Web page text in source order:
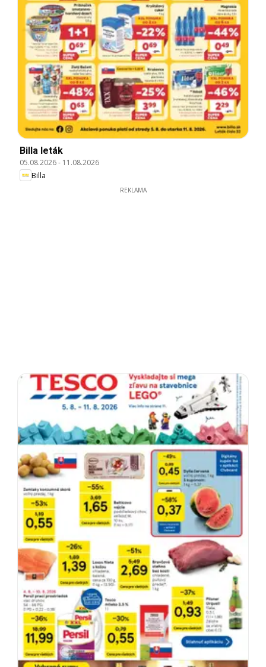
Billa leták
05.08.2026- 11.08.2026
Billa
REKLAMA